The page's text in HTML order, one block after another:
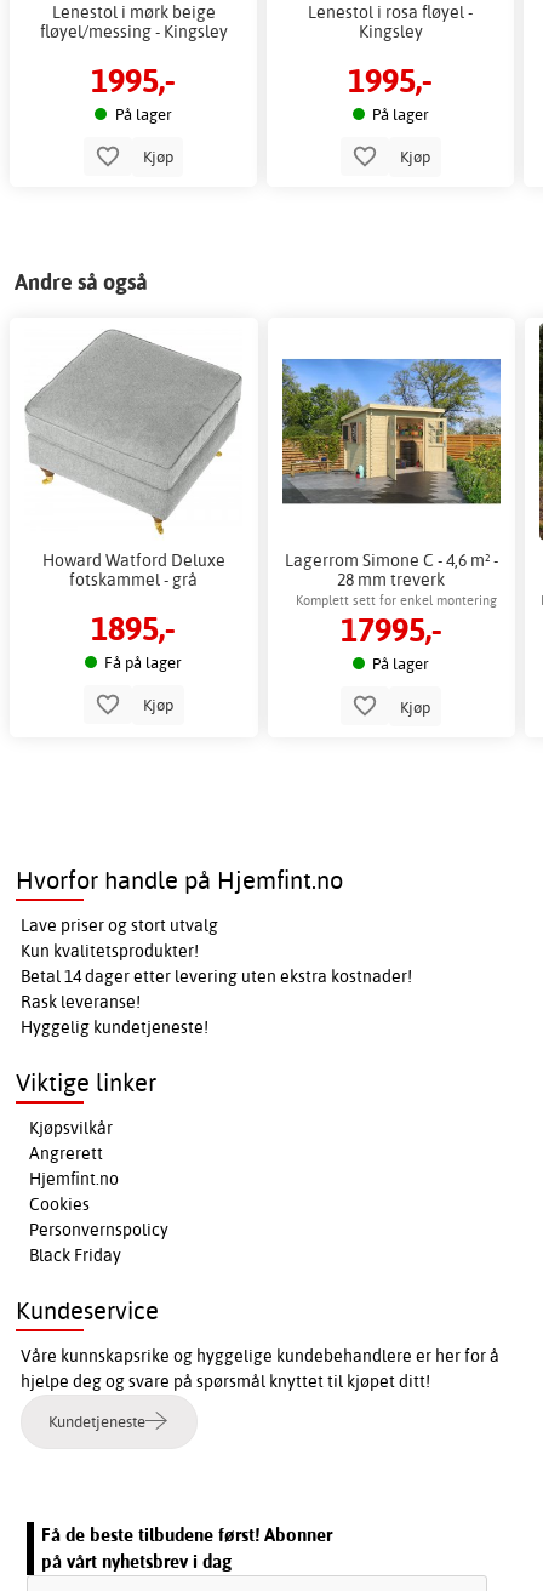
Lenestol i mørk beige
fløyel/messing - Kingsley
1995,-
På lager
Kjøp
Lenestol i rosa fløyel -
Kingsley
1995,-
På lager
Kjøp
Andre så også
Howard Watford Deluxe
fotskammel - grå
1895,-
Få på lager
Kjøp
Lagerrom Simone C - 4,6 m² -
28 mm treverk
Komplett sett for enkel montering
17995,-
På lager
Kjøp
Hvorfor handle på Hjemfint.no
Lave priser og stort utvalg
Kun kvalitetsprodukter!
Betal 14 dager etter levering uten ekstra kostnader!
Rask leveranse!
Hyggelig kundetjeneste!
Viktige linker
Kjøpsvilkår
Angrerett
Hjemfint.no
Cookies
Personvernspolicy
Black Friday
Kundeservice
Våre kunnskapsrike og hyggelige kundebehandlere er her for å
hjelpe deg og svare på spørsmål knyttet til kjøpet ditt!
Kundetjeneste
Få de beste tilbudene først! Abonner
på vårt nyhetsbrev i dag